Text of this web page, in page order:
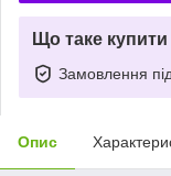
Що таке
Замовлення
Опис